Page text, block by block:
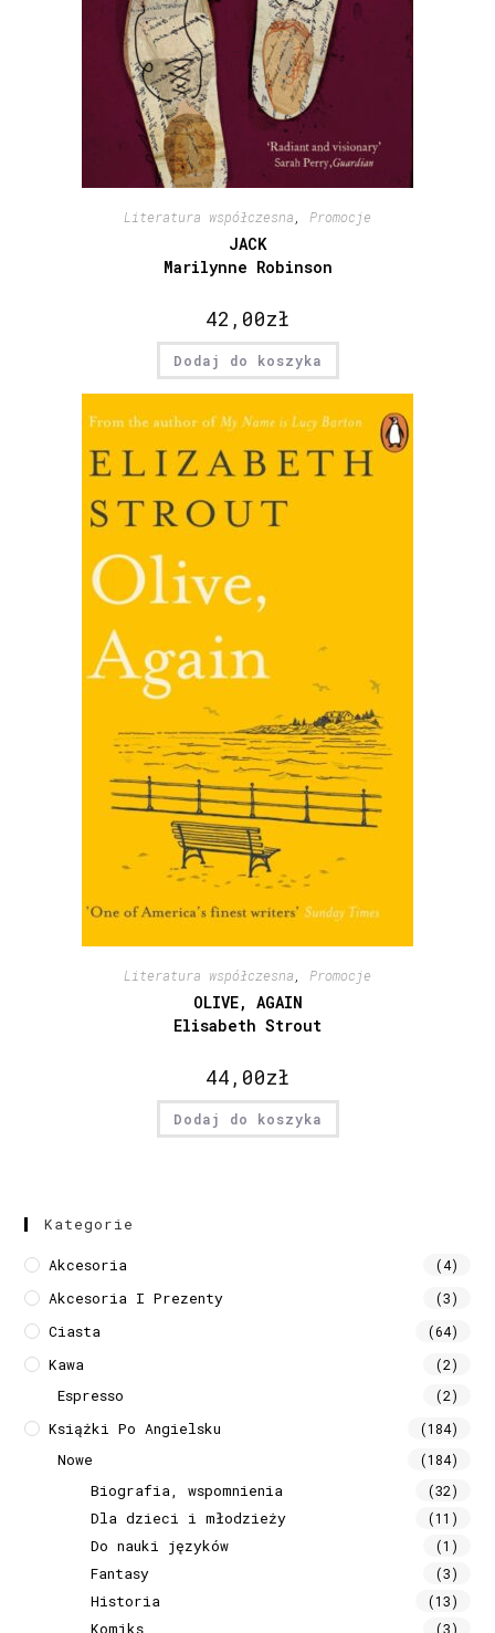
Literatura współczesna Promocje
JACK
Marilynne Robinson
42,00zł
Dodaj do koszyka
Literatura współczesna Promocje
OLIVE, AGAIN
Elisabeth Strout
44,00zł
Dodaj do koszyka
Kategorie
Akcesoria (4)
Akcesoria I Prezenty (3)
Ciasta (64)
Kawa (2)
Espresso (2)
Książki Po Angielsku (184)
Nowe (184)
Biografia, wspomnienia (32)
Dla dzieci i młodzieży (11)
Do nauki języków (1)
Fantasy (3)
Historia (13)
Komiks (3)